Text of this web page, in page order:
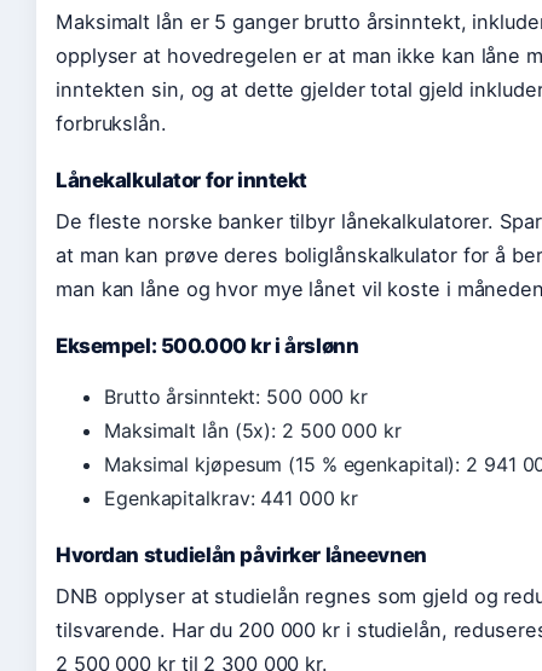
Maksimalt lån er 5 ganger brutto årsinntekt,
opplyser at hovedregelen er at man ikke kan låne
inntekten sin, og at dette gjelder total gjeld
forbrukslån.
Lånekalkulator for inntekt
De fleste norske banker tilbyr lånekalkulatorer.
at man kan prøve deres boliglånskalkulator for å
man kan låne og hvor mye lånet vil koste i
Eksempel: 500.000 kr i årslønn
Brutto årsinntekt: 500 000 kr
Maksimalt lån (5x): 2 500 000 kr
Maksimal kjøpesum (15 % egenkapital): 2 941
Egenkapitalkrav: 441 000 kr
Hvordan studielån påvirker låneevnen
DNB opplyser at studielån regnes som gjeld og
tilsvarende. Har du 200 000 kr i studielån,
2 500 000 kr til 2 300 000 kr.